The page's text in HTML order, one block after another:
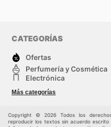
CATEGORÍAS
Ofertas
Perfumería y Cosmética
Electrónica
Deporte
Juguetes y bebés
Más categorías
Copyright © 2026 Todos los
reproducir los textos sin acuerdo